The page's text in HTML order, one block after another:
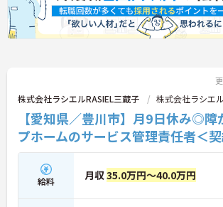
また、院内託児所も完備され、子育て中の方にも
きやすい環境です！さらに福利厚生面でも大変充
しているので、長く勤務したい方には特にオスス
内致しますのでお気軽にお問い合わせ下さいませ
株式会社ラシエルRASIEL三蔵子 株式会社ラシエル
【愛知県／豊川市】月9日休み◎障
プホームのサービス管理責任者＜
給料 月収35.0万円～40.0万円